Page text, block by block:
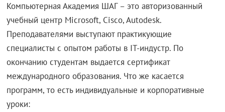
Компьютерная Академия ШАГ – это авторизованный
учебный центр Microsoft, Cisco, Autodesk.
Преподавателями выступают практикующие
специалисты с опытом работы в IT-индустр. По
окончанию студентам выдается сертификат
международного образования. Что же касается
программ, то есть индивидуальные и корпоративные
уроки: